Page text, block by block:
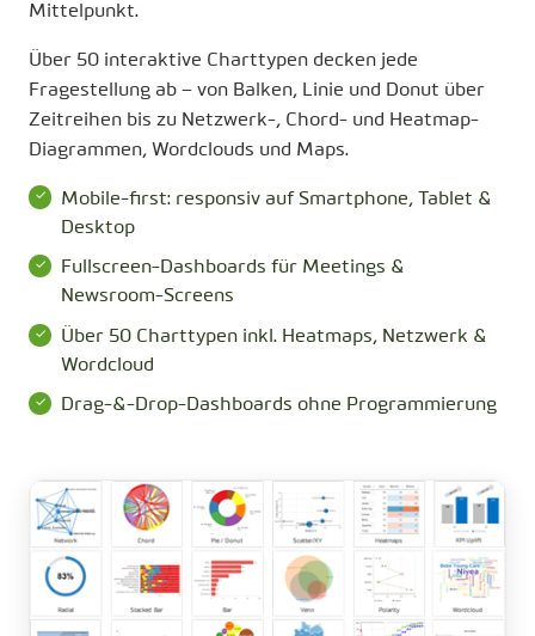
Mittelpunkt.
Über 50 interaktive Charttypen decken jede
Fragestellung ab – von Balken, Linie und Donut über
Zeitreihen bis zu Netzwerk-, Chord- und Heatmap-
Diagrammen, Wordclouds und Maps.
Mobile-first: responsiv auf Smartphone, Tablet &
Desktop
Fullscreen-Dashboards für Meetings &
Newsroom-Screens
Über 50 Charttypen inkl. Heatmaps, Netzwerk &
Wordcloud
Drag-&-Drop-Dashboards ohne Programmierung